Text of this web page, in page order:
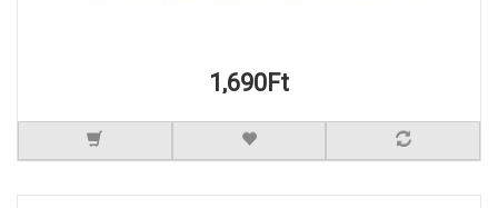
1,690Ft